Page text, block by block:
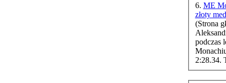
6. ME
złoty
(Strona
podczas
Monachium.
2:28.34.